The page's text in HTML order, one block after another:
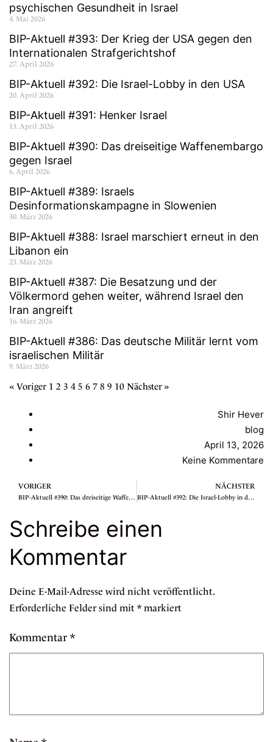
psychischen Gesundheit in Israel
4. Mai 2026
BIP-Aktuell #393: Der Krieg der USA gegen den
Internationalen Strafgerichtshof
27. April 2026
BIP-Aktuell #392: Die Israel-Lobby in den USA
20. April 2026
BIP-Aktuell #391: Henker Israel
13. April 2026
BIP-Aktuell #390: Das dreiseitige Waffenembargo
gegen Israel
6. April 2026
BIP-Aktuell #389: Israels
Desinformationskampagne in Slowenien
30. März 2026
BIP-Aktuell #388: Israel marschiert erneut in den
Libanon ein
23. März 2026
BIP-Aktuell #387: Die Besatzung und der
Völkermord gehen weiter, während Israel den
Iran angreift
16. März 2026
BIP-Aktuell #386: Das deutsche Militär lernt vom
israelischen Militär
9. März 2026
« Voriger 1 2 3 4 5 6 7 8 9 10 Nächster »
Shir Hever
blog
April 13, 2026
Keine Kommentare
VORIGER
BIP-Aktuell #390: Das dreiseitige Waffenembargo gegen Israel
NÄCHSTER
BIP-Aktuell #392: Die Israel-Lobby in den USA
Schreibe einen
Kommentar
Deine E-Mail-Adresse wird nicht veröffentlicht.
Erforderliche Felder sind mit * markiert
Kommentar *